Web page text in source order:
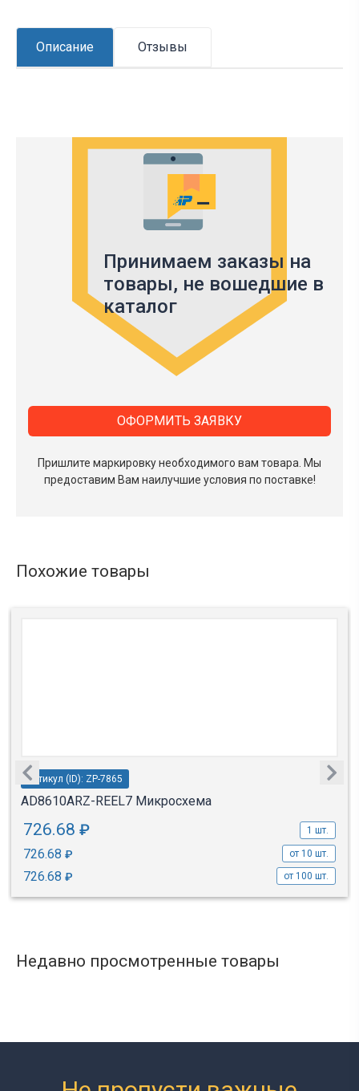
Описание Отзывы
Принимаем заказы на
товары, не вошедшие в
каталог
Пришлите маркировку необходимого вам товара. Мы
предоставим Вам наилучшие условия по поставке!
ОФОРМИТЬ ЗАЯВКУ
Похожие товары
Артикул (ID): ZP-7865
AD8610ARZ-REEL7 Микросхема
726.68 ₽ 1 шт.
726.68 ₽ от 10 шт.
726.68 ₽ от 100 шт.
Недавно просмотренные товары